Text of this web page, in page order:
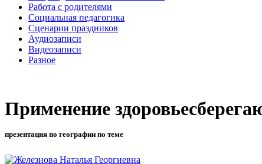
Работа с родителями
Социальная педагогика
Сценарии праздников
Аудиозаписи
Видеозаписи
Разное
Применение
презентация по географии по теме